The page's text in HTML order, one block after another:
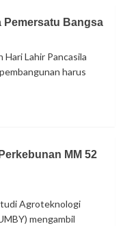
Pemersatu Bangsa
Hari Lahir Pancasila
harus
MM 52
Agroteknologi
mengambil